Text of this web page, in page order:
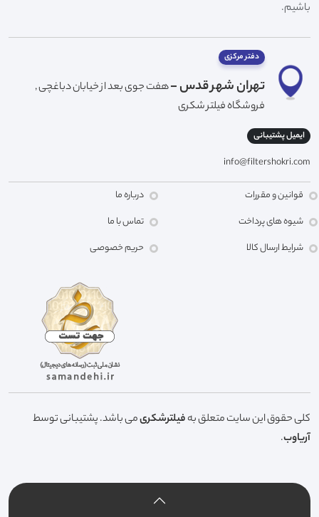
باشیم.
دفتر مرکزی
تهران شهر قدس -هفت جوی بعد از خیابان دباغچی ,
فروشگاه فیلتر شکری
ایمیل پشتیبانی
info@filtershokri.com
قوانین و مقررات
شیوه های پرداخت
شرایط ارسال کالا
درباره ما
تماس با ما
حریم خصوصی
کلی حقوق این سایت متعلق بهفیلترشکریمی باشد. پشتیبانی توسط
آریاوب.